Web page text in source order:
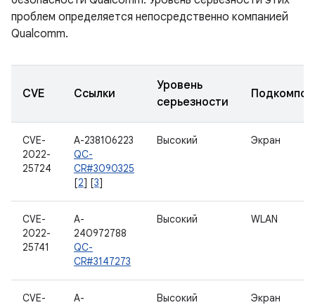
проблем определяется непосредственно компанией
Qualcomm.
CVE Ссылки
Уровень
серьезности
CVE-
2022-
25724
A-238106223
QC-
CR#3090325
[2] [3]
Высокий Экран
CVE-
2022-
25741
A-
240972788
QC-
CR#3147273
Высокий WLAN
CVE-
A-
Высокий Экран